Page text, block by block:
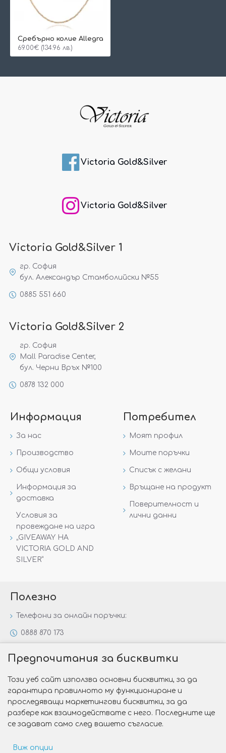
Сребърно колие Allegra
69.00€ (134.96 лв.)
Victoria Gold&Silver
Victoria Gold&Silver
Victoria Gold&Silver 1
гр. София
бул. Александър Стамболийски №55
0885 551 660
Victoria Gold&Silver 2
гр. София
Mall Paradise Center,
бул. Черни Връх №100
0878 132 000
Информация
За нас
Производство
Общи условия
Информация за
доставка
Условия за
провеждане на игра
„GIVEAWAY НА
VICTORIA GOLD AND
SILVER“
Потребител
Моят профил
Моите поръчки
Списък с желани
Връщане на продукт
Поверителност и
лични данни
Полезно
Телефони за онлайн поръчки:
0888 870 173
Специални предложения
Защо да изберете Victoria Gold&Silver?
Как да изберем годежен пръстен?
Предпочитания за бисквитки
Този уеб сайт използва основни бисквитки, за да
гарантира правилното му функциониране и
проследяващи маркетингови бисквитки, за да
разбере как взаимодействате с него. Последните ще
се задават само след вашето съгласие.
Виж опции